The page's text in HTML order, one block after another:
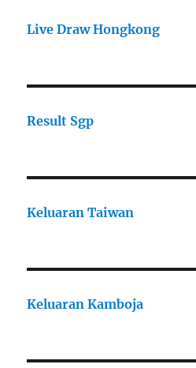
Live Draw Hongkong
Result Sgp
Keluaran Taiwan
Keluaran Kamboja